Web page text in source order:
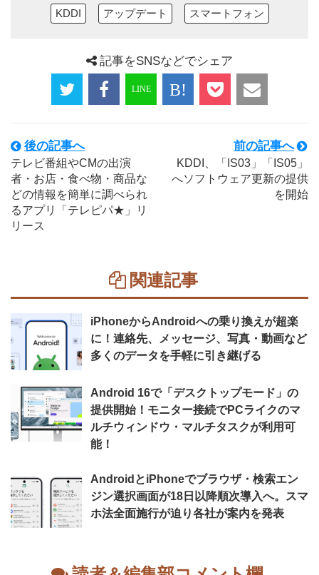
KDDI アップデート スマートフォン
記事をSNSなどでシェア
後の記事へ
テレビ番組やCMの出演
者・お店・食べ物・商品な
どの情報を簡単に調べられ
るアプリ「テレピパ★」リ
リース
前の記事へ
KDDI、「IS03」「IS05」
へソフトウェア更新の提供
を開始
関連記事
iPhoneからAndroidへの乗り換えが超楽
に！連絡先、メッセージ、写真・動画など
多くのデータを手軽に引き継げる
Android 16で「デスクトップモード」の
提供開始！モニター接続でPCライクのマ
ルチウィンドウ・マルチタスクが利用可
能！
AndroidとiPhoneでブラウザ・検索エン
ジン選択画面が18日以降順次導入へ。スマ
ホ法全面施行が迫り各社が案内を発表